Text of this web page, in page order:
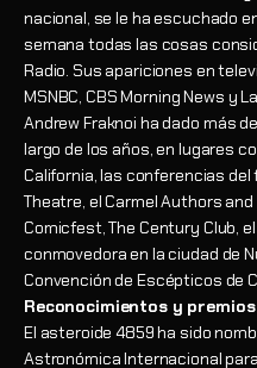
nacional, se le ha escuchado
semana todas las cosas
Radio. Sus apariciones en
MSNBC, CBS Morning News y
Andrew Fraknoi ha dado más
largo de los años, en lugares
California, las conferencias
Theatre, el Carmel Authors
Comicfest, The Century Club,
conmovedora en la ciudad de
Convención de Escépticos de
Reconocimientos y premios
El asteroide 4859 ha sido
Astronómica Internacional